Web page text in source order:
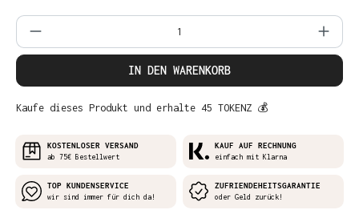
Produkt Anzahl: Gib den gewünschten
IN DEN WARENKORB
Kaufe dieses Produkt und erhalte 45 TOKENZ 💰
KOSTENLOSER VERSAND
ab 75€ Bestellwert
KAUF AUF RECHNUNG
einfach mit Klarna
TOP KUNDENSERVICE
wir sind immer für dich da!
ZUFRIENDEHEITSGARANTIE
oder Geld zurück!